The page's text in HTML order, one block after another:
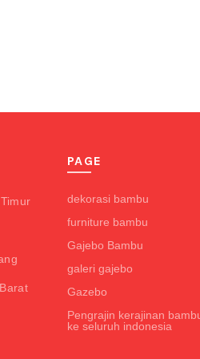
PAGE
dekorasi bambu
furniture bambu
Gajebo Bambu
galeri gajebo
Gazebo
Pengrajin kerajinan
ke seluruh indonesia